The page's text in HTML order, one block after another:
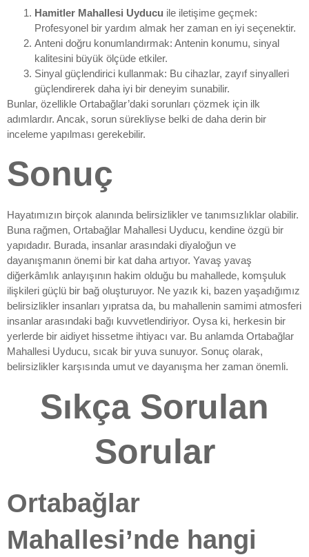
Hamitler Mahallesi Uyducu ile iletişime geçmek:
Profesyonel bir yardım almak her zaman en iyi seçenektir.
Anteni doğru konumlandırmak: Antenin konumu, sinyal
kalitesini büyük ölçüde etkiler.
Sinyal güçlendirici kullanmak: Bu cihazlar, zayıf sinyalleri
güçlendirerek daha iyi bir deneyim sunabilir.
Bunlar, özellikle Ortabağlar’daki sorunları çözmek için ilk
adımlardır. Ancak, sorun sürekliyse belki de daha derin bir
inceleme yapılması gerekebilir.
Sonuç
Hayatımızın birçok alanında belirsizlikler ve tanımsızlıklar olabilir.
Buna rağmen, Ortabağlar Mahallesi Uyducu, kendine özgü bir
yapıdadır. Burada, insanlar arasındaki diyaloğun ve
dayanışmanın önemi bir kat daha artıyor. Yavaş yavaş
diğerkâmlık anlayışının hakim olduğu bu mahallede, komşuluk
ilişkileri güçlü bir bağ oluşturuyor. Ne yazık ki, bazen yaşadığımız
belirsizlikler insanları yıpratsa da, bu mahallenin samimi atmosferi
insanlar arasındaki bağı kuvvetlendiriyor. Oysa ki, herkesin bir
yerlerde bir aidiyet hissetme ihtiyacı var. Bu anlamda Ortabağlar
Mahallesi Uyducu, sıcak bir yuva sunuyor. Sonuç olarak,
belirsizlikler karşısında umut ve dayanışma her zaman önemli.
Sıkça Sorulan
Sorular
Ortabağlar
Mahallesi’nde hangi